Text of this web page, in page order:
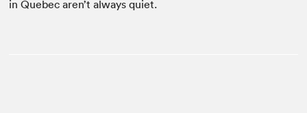
in Que­bec aren’t always quiet.